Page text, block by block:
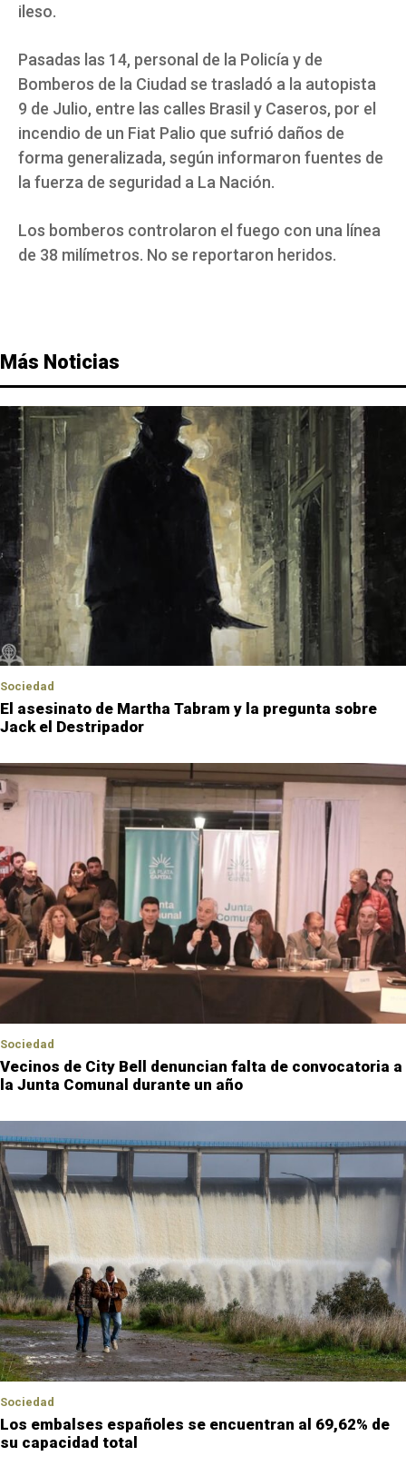
ileso.
Pasadas las 14, personal de la Policía y de
Bomberos de la Ciudad se trasladó a la autopista
9 de Julio, entre las calles Brasil y Caseros, por el
incendio de un Fiat Palio que sufrió daños de
forma generalizada, según informaron fuentes de
la fuerza de seguridad a La Nación.
Los bomberos controlaron el fuego con una línea
de 38 milímetros. No se reportaron heridos.
Más Noticias
Sociedad
El asesinato de Martha Tabram y la pregunta sobre
Jack el Destripador
Sociedad
Vecinos de City Bell denuncian falta de convocatoria a
la Junta Comunal durante un año
Sociedad
Los embalses españoles se encuentran al 69,62% de
su capacidad total